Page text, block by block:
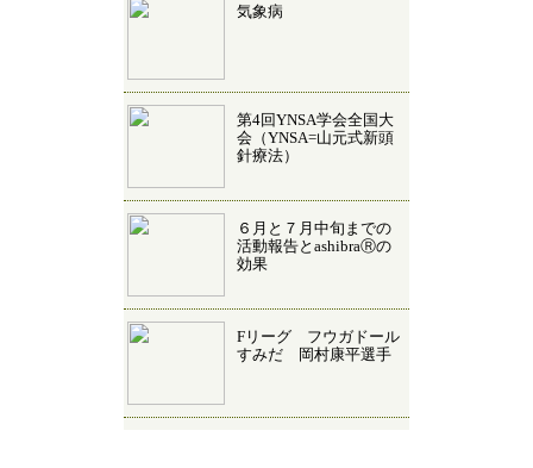
気象病
第4回YNSA学会全国大
会（YNSA=山元式新頭
針療法）
６月と７月中旬までの
活動報告とashibraⓇの
効果
Fリーグ フウガドール
すみだ 岡村康平選手